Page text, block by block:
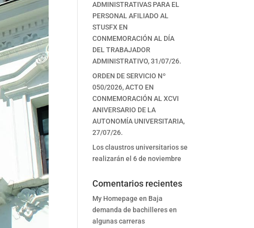
ADMINISTRATIVAS PARA EL
PERSONAL AFILIADO AL
STUSFX EN
CONMEMORACIÓN AL DÍA
DEL TRABAJADOR
ADMINISTRATIVO, 31/07/26.
ORDEN DE SERVICIO Nº
050/2026, ACTO EN
CONMEMORACIÓN AL XCVI
ANIVERSARIO DE LA
AUTONOMÍA UNIVERSITARIA,
27/07/26.
Los claustros universitarios se
realizarán el 6 de noviembre
Comentarios recientes
My Homepage en Baja
demanda de bachilleres en
algunas carreras